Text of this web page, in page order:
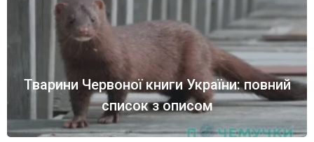
Тварини Червоної книги України: повний
список з описом